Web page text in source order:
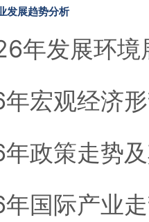
发展趋势分析
年发展环境
宏观经济
政策走势
国际产业